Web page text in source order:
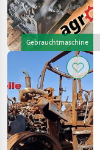
Gebrauchtmaschine